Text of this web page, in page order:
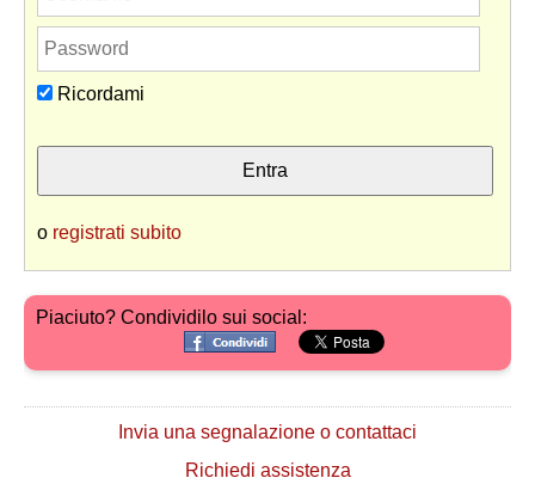
Ricordami
o registrati subito
Piaciuto? Condividilo sui social:
Invia una segnalazione o contattaci
Richiedi assistenza